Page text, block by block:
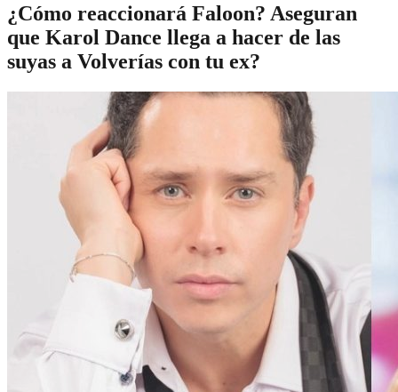
¿Cómo reaccionará Faloon? Aseguran
que Karol Dance llega a hacer de las
suyas a Volverías con tu ex?